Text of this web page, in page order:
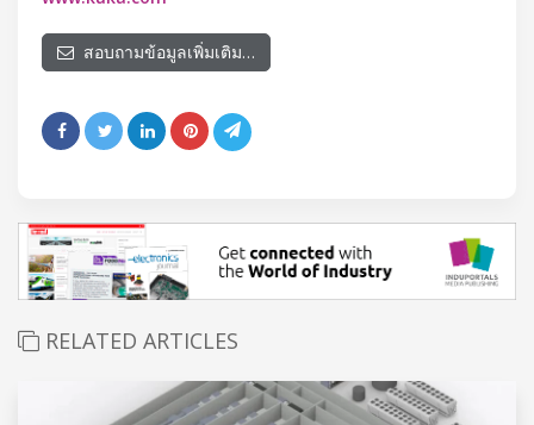
สอบถามข้อมูลเพิ่มเติม…
RELATED ARTICLES